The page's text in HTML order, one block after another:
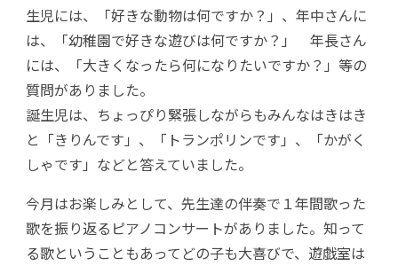
生児には、「好きな動物は何ですか？」、年中さんに
は、「幼稚園で好きな遊びは何ですか？」 年長さん
には、「大きくなったら何になりたいですか？」等の
質問がありました。
誕生児は、ちょっぴり緊張しながらもみんなはきはき
と「きりんです」、「トランポリンです」、「かがく
しゃです」などと答えていました。
今月はお楽しみとして、先生達の伴奏で１年間歌った
歌を振り返るピアノコンサートがありました。知って
る歌ということもあってどの子も大喜びで、遊戯室は